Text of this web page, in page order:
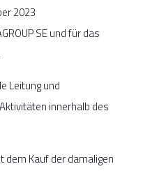
2023
SE und für das
Leitung und
innerhalb des
dem Kauf der damaligen